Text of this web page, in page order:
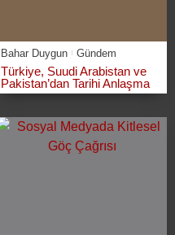
Bahar Duygun Gündem
Türkiye, Suudi Arabistan ve
Pakistan’dan Tarihi Anlaşma